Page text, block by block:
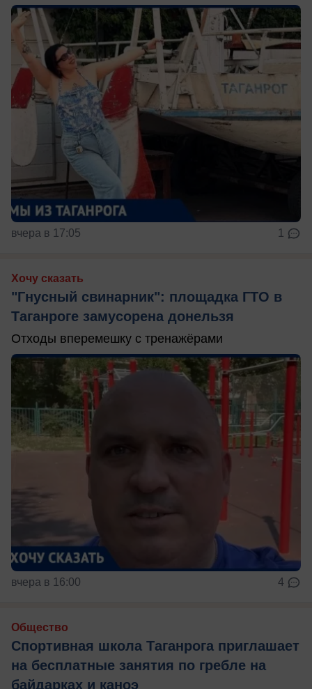
вчера в 17:05 1
Хочу сказать
"Гнусный свинарник": площадка ГТО в
Таганроге замусорена донельзя
Отходы вперемешку с тренажёрами
вчера в 16:00 4
Общество
Спортивная школа Таганрога приглашает
на бесплатные занятия по гребле на
байдарках и каноэ